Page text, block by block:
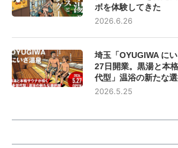
ボを体験してきた
2026.6.26
埼玉「OYUGIWA に
27日開業。黒湯と本
代型」温浴の新たな
2026.5.25